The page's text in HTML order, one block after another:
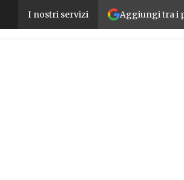
Aggiungi tra i
I nostri servizi
Imparare insieme ai robot: